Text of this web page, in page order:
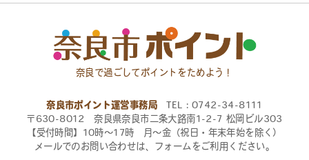
奈良で過ごしてポイントをためよう！
奈良市ポイント運営事務局 TEL：0742-34-8111
〒630-8012 奈良県奈良市二条大路南1-2-7 松岡ビル303
【受付時間】10時〜17時 月〜金（祝日・年末年始を除く）
メールでのお問い合わせは、フォームをご利用ください。